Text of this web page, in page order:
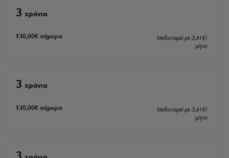
3 xρόνια
130,00€σήμερα Ισοδυναμεί με 3,61€/
μήνα
3 xρόνια
130,00€σήμερα Ισοδυναμεί με 3,61€/
μήνα